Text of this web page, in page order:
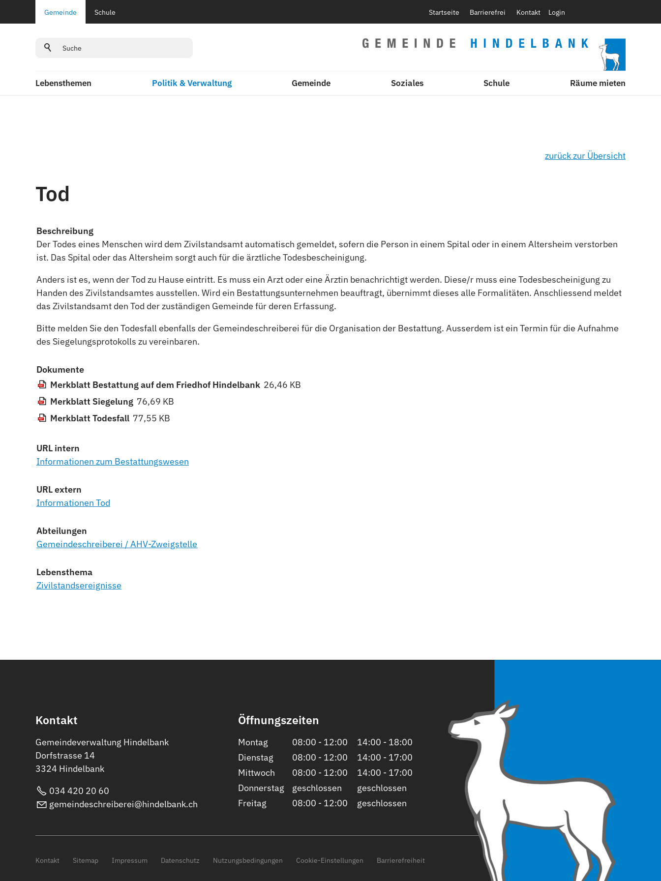
Gemeinde Schule Startseite Barrierefrei Kontakt Login
Lebensthemen Politik & Verwaltung Gemeinde Soziales Schule Räume mieten
zurück zur Übersicht
Tod
Beschreibung
Der Todes eines Menschen wird dem Zivilstandsamt automatisch gemeldet, sofern die Person in einem Spital oder in einem Altersheim verstorben
ist. Das Spital oder das Altersheim sorgt auch für die ärztliche Todesbescheinigung.
Anders ist es, wenn der Tod zu Hause eintritt. Es muss ein Arzt oder eine Ärztin benachrichtigt werden. Diese/r muss eine Todesbescheinigung zu
Handen des Zivilstandsamtes ausstellen. Wird ein Bestattungsunternehmen beauftragt, übernimmt dieses alle Formalitäten. Anschliessend meldet
das Zivilstandsamt den Tod der zuständigen Gemeinde für deren Erfassung.
Bitte melden Sie den Todesfall ebenfalls der Gemeindeschreiberei für die Organisation der Bestattung. Ausserdem ist ein Termin für die Aufnahme
des Siegelungsprotokolls zu vereinbaren.
Dokumente
Merkblatt Bestattung auf dem Friedhof Hindelbank 26,46 KB
Merkblatt Siegelung 76,69 KB
Merkblatt Todesfall 77,55 KB
URL intern
Informationen zum Bestattungswesen
URL extern
Informationen Tod
Abteilungen
Gemeindeschreiberei / AHV-Zweigstelle
Lebensthema
Zivilstandsereignisse
Kontakt
Gemeindeverwaltung Hindelbank
Dorfstrasse 14
3324 Hindelbank
034 420 20 60
gemeindeschreiberei@hindelbank.ch
Öffnungszeiten
Montag 08:00 - 12:00
14:00 - 18:00
Dienstag
08:00 - 12:00
14:00 - 17:00
Mittwoch
08:00 - 12:00
14:00 - 17:00
Donnerstag
geschlossen
geschlossen
Freitag
08:00 - 12:00 geschlossen
Kontakt Sitemap Impressum Datenschutz Nutzungsbedingungen Cookie-Einstellungen Barrierefreiheit